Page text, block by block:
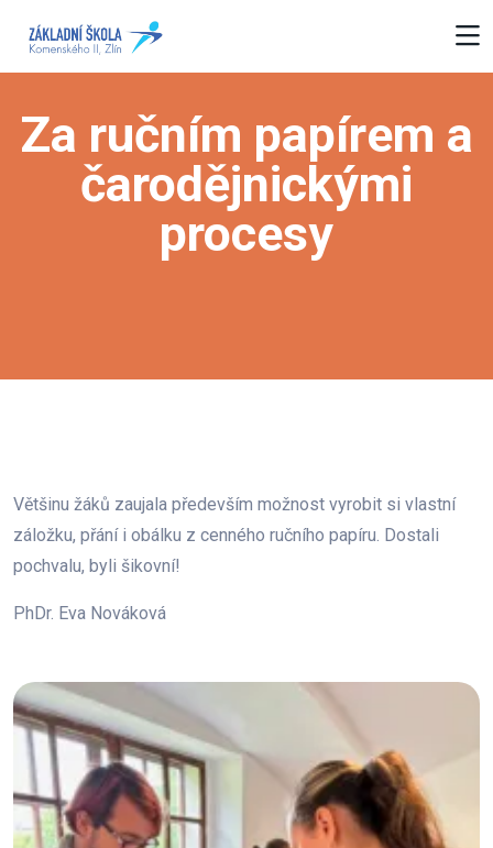
Za ručním papírem a
čarodějnickými
procesy
Většinu žáků zaujala především možnost vyrobit si vlastní
záložku, přání i obálku z cenného ručního papíru. Dostali
pochvalu, byli šikovní!
PhDr. Eva Nováková